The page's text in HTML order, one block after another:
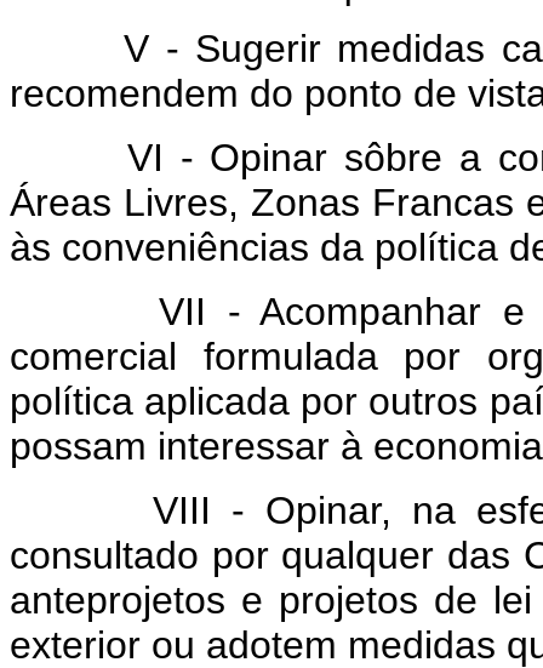
V - Sugerir medidas
recomendem do ponto de
VI - Opinar sôbre a
Áreas Livres, Zonas Francas
às conveniências da política
VII - Acompanhar e
comercial formulada por
política aplicada por outros
possam interessar à
VIII - Opinar, na esfera
consultado por qualquer das
anteprojetos e projetos de
exterior ou adotem medidas